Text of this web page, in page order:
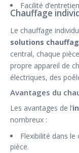
Facilité
Chauffage
Le chauffage
solutions
central, chaque
propre appareil de
électriques, des
Avantages du
Les avantages de l’
nombreux :
Flexibilité dans
pièce.